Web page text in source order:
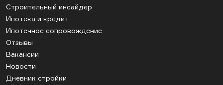
Строительный инсайдер
Ипотека и кредит
Ипотечное сопровождение
Отзывы
Вакансии
Новости
Дневник стройки